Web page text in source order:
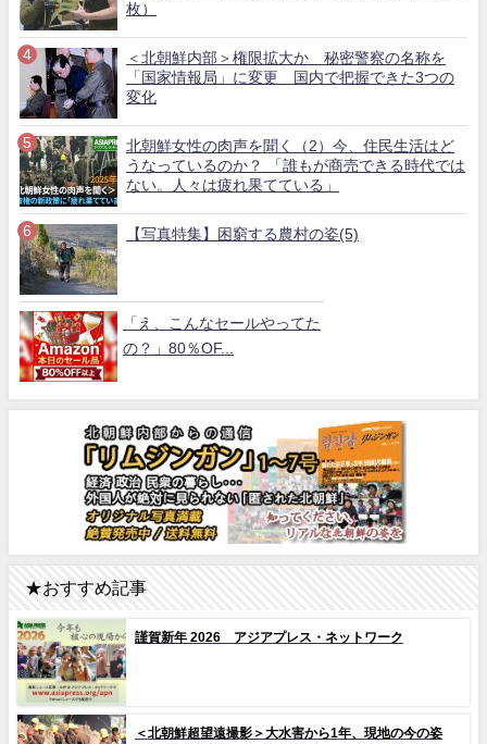
枚）
＜北朝鮮内部＞権限拡大か 秘密警察の名称を
「国家情報局」に変更 国内で把握できた3つの
変化
北朝鮮女性の肉声を聞く（2）今、住民生活はど
うなっているのか？ 「誰もが商売できる時代では
ない。人々は疲れ果てている」
【写真特集】困窮する農村の姿(5)
「え、こんなセールやってた
の？」80％OF...
★おすすめ記事
謹賀新年 2026 アジアプレス・ネットワーク
＜北朝鮮超望遠撮影＞大水害から1年、現地の今の姿